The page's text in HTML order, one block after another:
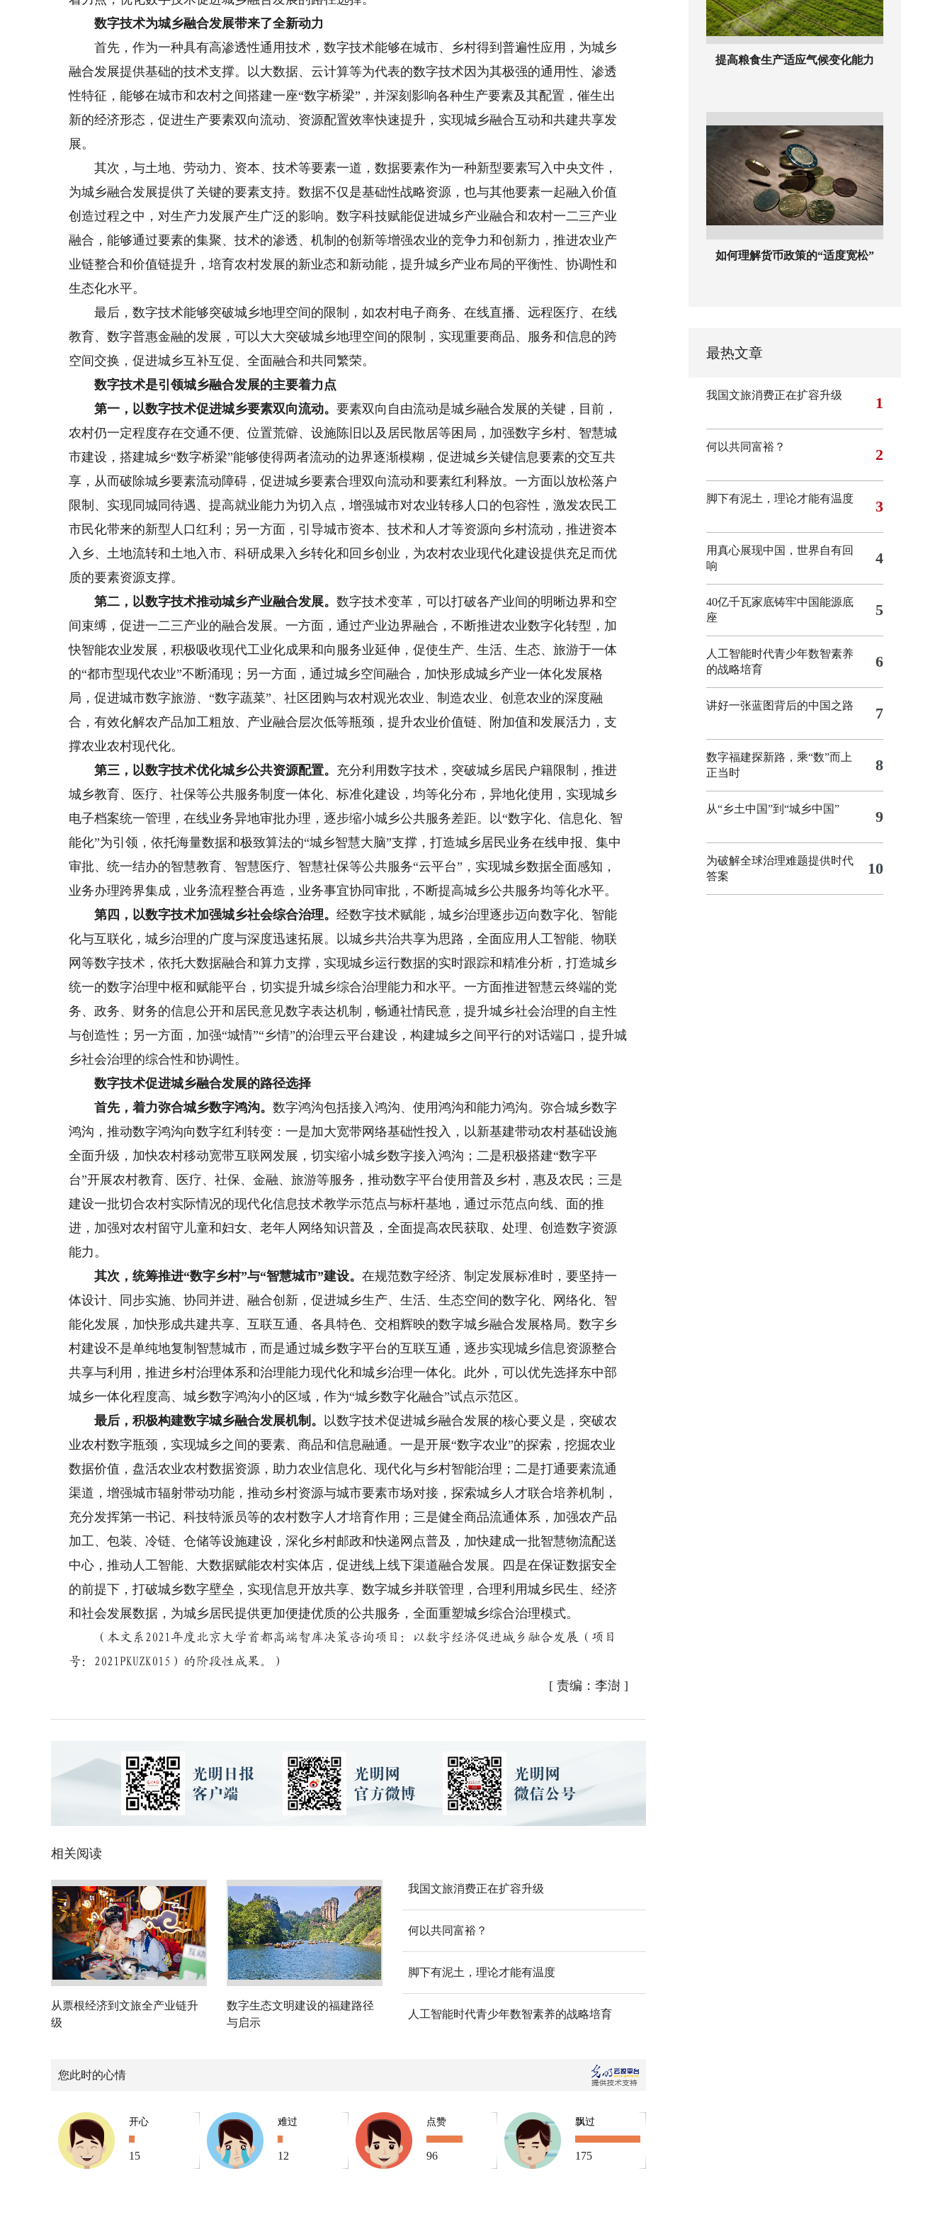
数字技术为城乡融合发展带来了全新动力
首先，作为一种具有高渗透性通用技术，数字技术能够在城市、乡村得到普遍性应用，为城乡
融合发展提供基础的技术支撑。以大数据、云计算等为代表的数字技术因为其极强的通用性、渗透
性特征，能够在城市和农村之间搭建一座“数字桥梁”，并深刻影响各种生产要素及其配置，催生出
新的经济形态，促进生产要素双向流动、资源配置效率快速提升，实现城乡融合互动和共建共享发
展。
其次，与土地、劳动力、资本、技术等要素一道，数据要素作为一种新型要素写入中央文件，
为城乡融合发展提供了关键的要素支持。数据不仅是基础性战略资源，也与其他要素一起融入价值
创造过程之中，对生产力发展产生广泛的影响。数字科技赋能促进城乡产业融合和农村一二三产业
融合，能够通过要素的集聚、技术的渗透、机制的创新等增强农业的竞争力和创新力，推进农业产
业链整合和价值链提升，培育农村发展的新业态和新动能，提升城乡产业布局的平衡性、协调性和
生态化水平。
最后，数字技术能够突破城乡地理空间的限制，如农村电子商务、在线直播、远程医疗、在线
教育、数字普惠金融的发展，可以大大突破城乡地理空间的限制，实现重要商品、服务和信息的跨
空间交换，促进城乡互补互促、全面融合和共同繁荣。
数字技术是引领城乡融合发展的主要着力点
第一，以数字技术促进城乡要素双向流动。要素双向自由流动是城乡融合发展的关键，目前，
农村仍一定程度存在交通不便、位置荒僻、设施陈旧以及居民散居等困局，加强数字乡村、智慧城
市建设，搭建城乡“数字桥梁”能够使得两者流动的边界逐渐模糊，促进城乡关键信息要素的交互共
享，从而破除城乡要素流动障碍，促进城乡要素合理双向流动和要素红利释放。一方面以放松落户
限制、实现同城同待遇、提高就业能力为切入点，增强城市对农业转移人口的包容性，激发农民工
市民化带来的新型人口红利；另一方面，引导城市资本、技术和人才等资源向乡村流动，推进资本
入乡、土地流转和土地入市、科研成果入乡转化和回乡创业，为农村农业现代化建设提供充足而优
质的要素资源支撑。
第二，以数字技术推动城乡产业融合发展。数字技术变革，可以打破各产业间的明晰边界和空
间束缚，促进一二三产业的融合发展。一方面，通过产业边界融合，不断推进农业数字化转型，加
快智能农业发展，积极吸收现代工业化成果和向服务业延伸，促使生产、生活、生态、旅游于一体
的“都市型现代农业”不断涌现；另一方面，通过城乡空间融合，加快形成城乡产业一体化发展格
局，促进城市数字旅游、“数字蔬菜”、社区团购与农村观光农业、制造农业、创意农业的深度融
合，有效化解农产品加工粗放、产业融合层次低等瓶颈，提升农业价值链、附加值和发展活力，支
撑农业农村现代化。
第三，以数字技术优化城乡公共资源配置。 充分利用数字技术，突破城乡居民户籍限制，推进
城乡教育、医疗、社保等公共服务制度一体化、标准化建设，均等化分布，异地化使用，实现城乡
电子档案统一管理，在线业务异地审批办理，逐步缩小城乡公共服务差距。以“数字化、信息化、智
能化”为引领，依托海量数据和极致算法的“城乡智慧大脑”支撑，打造城乡居民业务在线申报、集中
审批、统一结办的智慧教育、智慧医疗、智慧社保等公共服务“云平台”，实现城乡数据全面感知，
业务办理跨界集成，业务流程整合再造，业务事宜协同审批，不断提高城乡公共服务均等化水平。
第四，以数字技术加强城乡社会综合治理。经数字技术赋能，城乡治理逐步迈向数字化、智能
化与互联化，城乡治理的广度与深度迅速拓展。以城乡共治共享为思路，全面应用人工智能、物联
网等数字技术，依托大数据融合和算力支撑，实现城乡运行数据的实时跟踪和精准分析，打造城乡
统一的数字治理中枢和赋能平台，切实提升城乡综合治理能力和水平。一方面推进智慧云终端的党
务、政务、财务的信息公开和居民意见数字表达机制，畅通社情民意，提升城乡社会治理的自主性
与创造性；另一方面，加强“城情”“乡情”的治理云平台建设，构建城乡之间平行的对话端口，提升城
乡社会治理的综合性和协调性。
数字技术促进城乡融合发展的路径选择
首先，着力弥合城乡数字鸿沟。数字鸿沟包括接入鸿沟、使用鸿沟和能力鸿沟。弥合城乡数字
鸿沟，推动数字鸿沟向数字红利转变：一是加大宽带网络基础性投入，以新基建带动农村基础设施
全面升级，加快农村移动宽带互联网发展，切实缩小城乡数字接入鸿沟；二是积极搭建“数字平
台”开展农村教育、医疗、社保、金融、旅游等服务，推动数字平台使用普及乡村，惠及农民；三是
建设一批切合农村实际情况的现代化信息技术教学示范点与标杆基地，通过示范点向线、面的推
进，加强对农村留守儿童和妇女、老年人网络知识普及，全面提高农民获取、处理、创造数字资源
能力。
其次，统筹推进“数字乡村”与“智慧城市”建设。在规范数字经济、制定发展标准时，要坚持一
体设计、同步实施、协同并进、融合创新，促进城乡生产、生活、生态空间的数字化、网络化、智
能化发展，加快形成共建共享、互联互通、各具特色、交相辉映的数字城乡融合发展格局。数字乡
村建设不是单纯地复制智慧城市，而是通过城乡数字平台的互联互通，逐步实现城乡信息资源整合
共享与利用，推进乡村治理体系和治理能力现代化和城乡治理一体化。此外，可以优先选择东中部
城乡一体化程度高、城乡数字鸿沟小的区域，作为“城乡数字化融合”试点示范区。
最后，积极构建数字城乡融合发展机制。 以数字技术促进城乡融合发展的核心要义是，突破农
业农村数字瓶颈，实现城乡之间的要素、商品和信息融通。一是开展“数字农业”的探索，挖掘农业
数据价值，盘活农业农村数据资源，助力农业信息化、现代化与乡村智能治理；二是打通要素流通
渠道，增强城市辐射带动功能，推动乡村资源与城市要素市场对接，探索城乡人才联合培养机制，
充分发挥第一书记、科技特派员等的农村数字人才培育作用；三是健全商品流通体系，加强农产品
加工、包装、冷链、仓储等设施建设，深化乡村邮政和快递网点普及，加快建成一批智慧物流配送
中心，推动人工智能、大数据赋能农村实体店，促进线上线下渠道融合发展。四是在保证数据安全
的前提下，打破城乡数字壁垒，实现信息开放共享、数字城乡并联管理，合理利用城乡民生、经济
和社会发展数据，为城乡居民提供更加便捷优质的公共服务，全面重塑城乡综合治理模式。
（本文系2021年度北京大学首都高端智库决策咨询项目：以数字经济促进城乡融合发展（项目
号：2021PKUZK015）的阶段性成果。）
[ 责编：李澍]
相关阅读
从票根经济到文旅全产业链升
级
数字生态文明建设的福建路径
与启示
我国文旅消费正在扩容升级
何以共同富裕？
脚下有泥土，理论才能有温度
人工智能时代青少年数智素养的战略培育
您此时的心情
开心
15
难过
12
点赞
96
飘过
175
提高粮食生产适应气候变化能力
如何理解货币政策的“适度宽松”
最热文章
我国文旅消费正在扩容升级 1
何以共同富裕？ 2
脚下有泥土，理论才能有温度 3
用真心展现中国，世界自有回
响
4
40亿千瓦家底铸牢中国能源底
座
5
人工智能时代青少年数智素养
的战略培育
6
讲好一张蓝图背后的中国之路 7
数字福建探新路，乘“数”而上
正当时
8
从“乡土中国”到“城乡中国” 9
为破解全球治理难题提供时代
答案
10